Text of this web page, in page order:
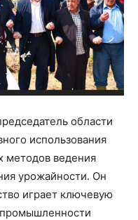
области
использования
методов ведения
урожайности. Он
играет ключевую